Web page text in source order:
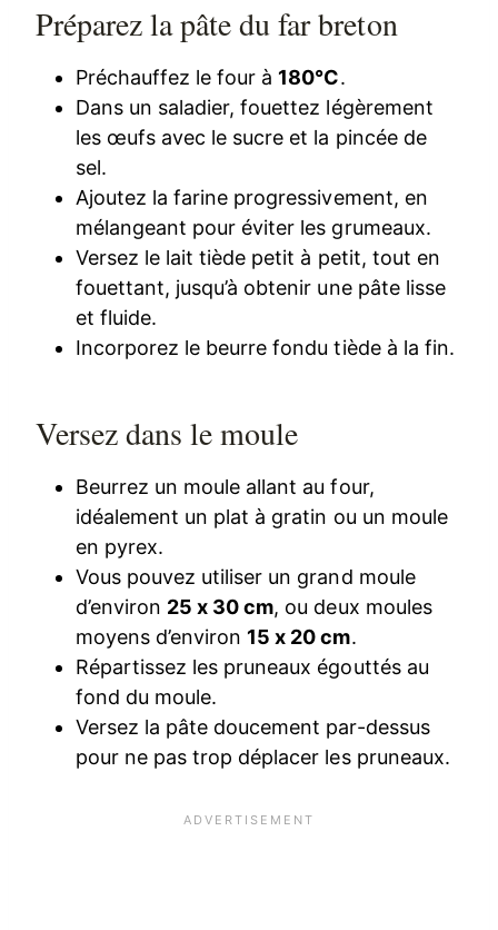
Préparez la pâte du far breton
Préchauffez le four à 180°C.
Dans un saladier, fouettez légèrement
les œufs avec le sucre et la pincée de
sel.
Ajoutez la farine progressivement, en
mélangeant pour éviter les grumeaux.
Versez le lait tiède petit à petit, tout en
fouettant, jusqu’à obtenir une pâte lisse
et fluide.
Incorporez le beurre fondu tiède à la fin.
Versez dans le moule
Beurrez un moule allant au four,
idéalement un plat à gratin ou un moule
en pyrex.
Vous pouvez utiliser un grand moule
d’environ 25 x 30 cm, ou deux moules
moyens d’environ 15 x 20 cm.
Répartissez les pruneaux égouttés au
fond du moule.
Versez la pâte doucement par-dessus
pour ne pas trop déplacer les pruneaux.